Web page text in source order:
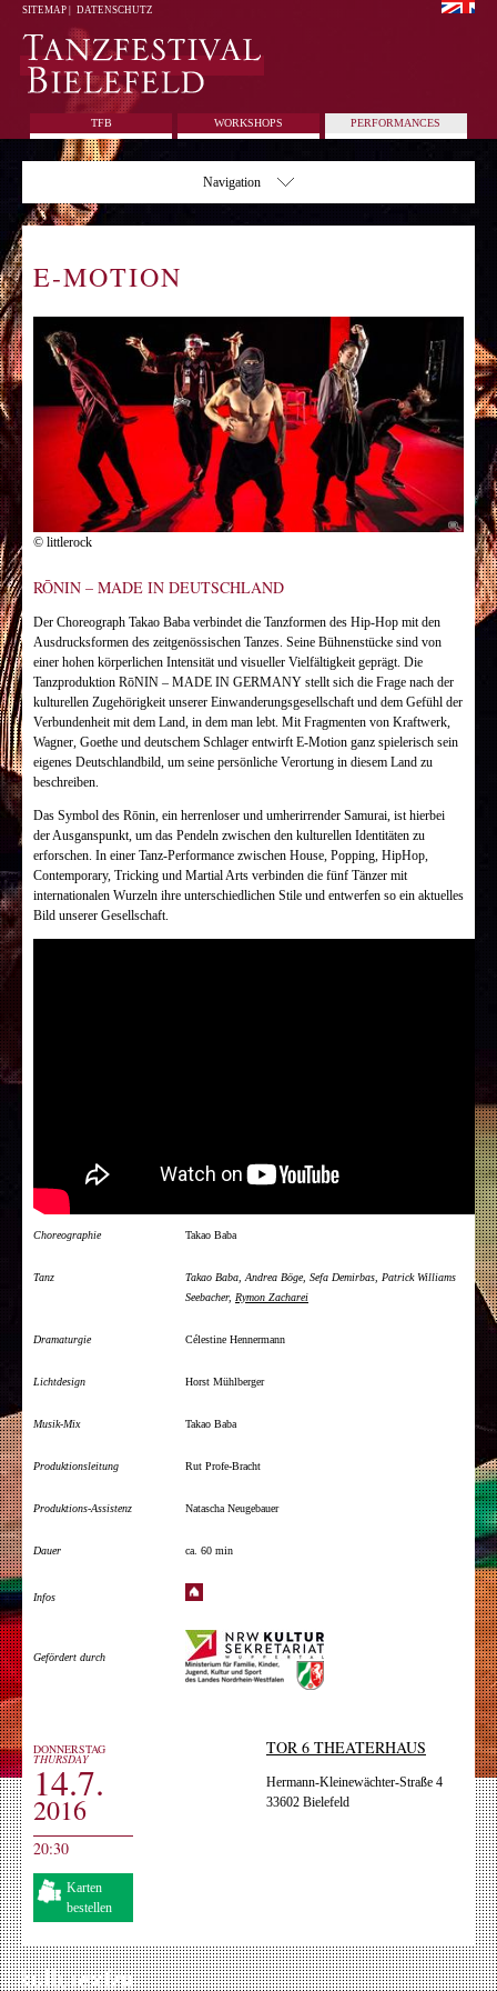
SITEMAP DATENSCHUTZ
TFB WORKSHOPS PERFORMANCES
Navigation
E-MOTION
© littlerock
RŌNIN – MADE IN DEUTSCHLAND
Der Choreograph Takao Baba verbindet die Tanzformen des Hip-Hop mit den
Ausdrucksformen des zeitgenössischen Tanzes. Seine Bühnenstücke sind von
einer hohen körperlichen Intensität und visueller Vielfältigkeit geprägt. Die
Tanzproduktion RōNIN – MADE IN GERMANY stellt sich die Frage nach der
kulturellen Zugehörigkeit unserer Einwanderungsgesellschaft und dem Gefühl der
Verbundenheit mit dem Land, in dem man lebt. Mit Fragmenten von Kraftwerk,
Wagner, Goethe und deutschem Schlager entwirft E-Motion ganz spielerisch sein
eigenes Deutschlandbild, um seine persönliche Verortung in diesem Land zu
beschreiben.
Das Symbol des Rōnin, ein herrenloser und umherirrender Samurai, ist hierbei
der Ausganspunkt, um das Pendeln zwischen den kulturellen Identitäten zu
erforschen. In einer Tanz-Performance zwischen House, Popping, HipHop,
Contemporary, Tricking und Martial Arts verbinden die fünf Tänzer mit
internationalen Wurzeln ihre unterschiedlichen Stile und entwerfen so ein aktuelles
Bild unserer Gesellschaft.
Choreographie Takao Baba
Tanz
Takao Baba, Andrea Böge, Sefa Demirbas, Patrick Williams
Seebacher, Rymon Zacharei
Dramaturgie Célestine Hennermann
Lichtdesign Horst Mühlberger
Musik-Mix Takao Baba
Produktionsleitung Rut Profe-Bracht
Produktions-Assistenz Natascha Neugebauer
Dauer ca. 60 min
Infos
Gefördert durch
DONNERSTAG
THURSDAY
14.7.
2016
20:30
Karten
bestellen
TOR 6 THEATERHAUS
Hermann-Kleinewächter-Straße 4
33602 Bielefeld